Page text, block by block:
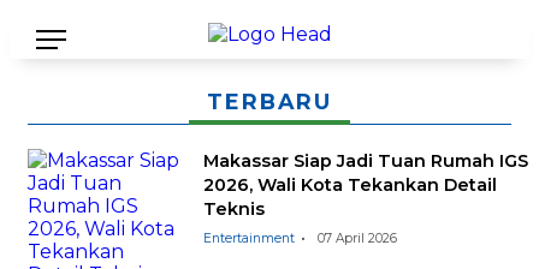
TERBARU
Makassar Siap Jadi Tuan Rumah IGS
2026, Wali Kota Tekankan Detail
Teknis
Entertainment 07 April 2026